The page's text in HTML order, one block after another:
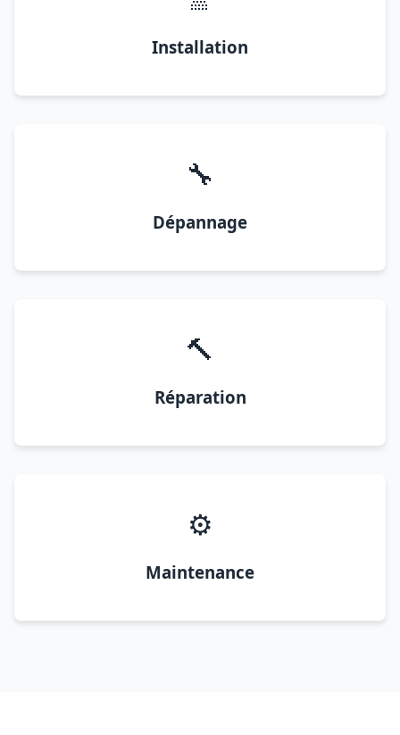
Installation
🔧
Dépannage
🔨
Réparation
⚙️
Maintenance